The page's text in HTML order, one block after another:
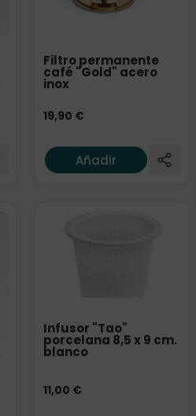
Filtro permanente
café "Gold" acero
inox
19,90 €
Añadir
Infusor "Tao"
porcelana 8,5 x 9 cm.
blanco
11,00 €